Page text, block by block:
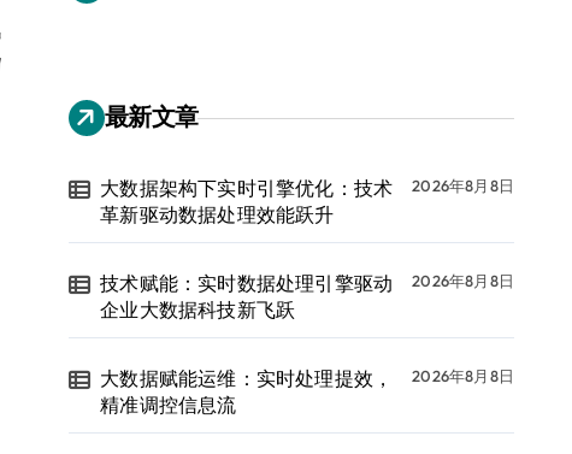
最新文章
大数据架构下实时引擎优化：技术
革新驱动数据处理效能跃升
2026年8月8日
技术赋能：实时数据处理引擎驱动
企业大数据科技新飞跃
2026年8月8日
大数据赋能运维：实时处理提效，
精准调控信息流
2026年8月8日